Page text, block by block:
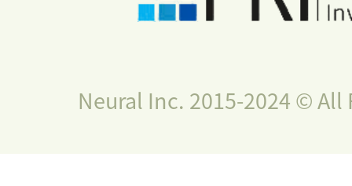
Neural Inc. 2015-2024 © All